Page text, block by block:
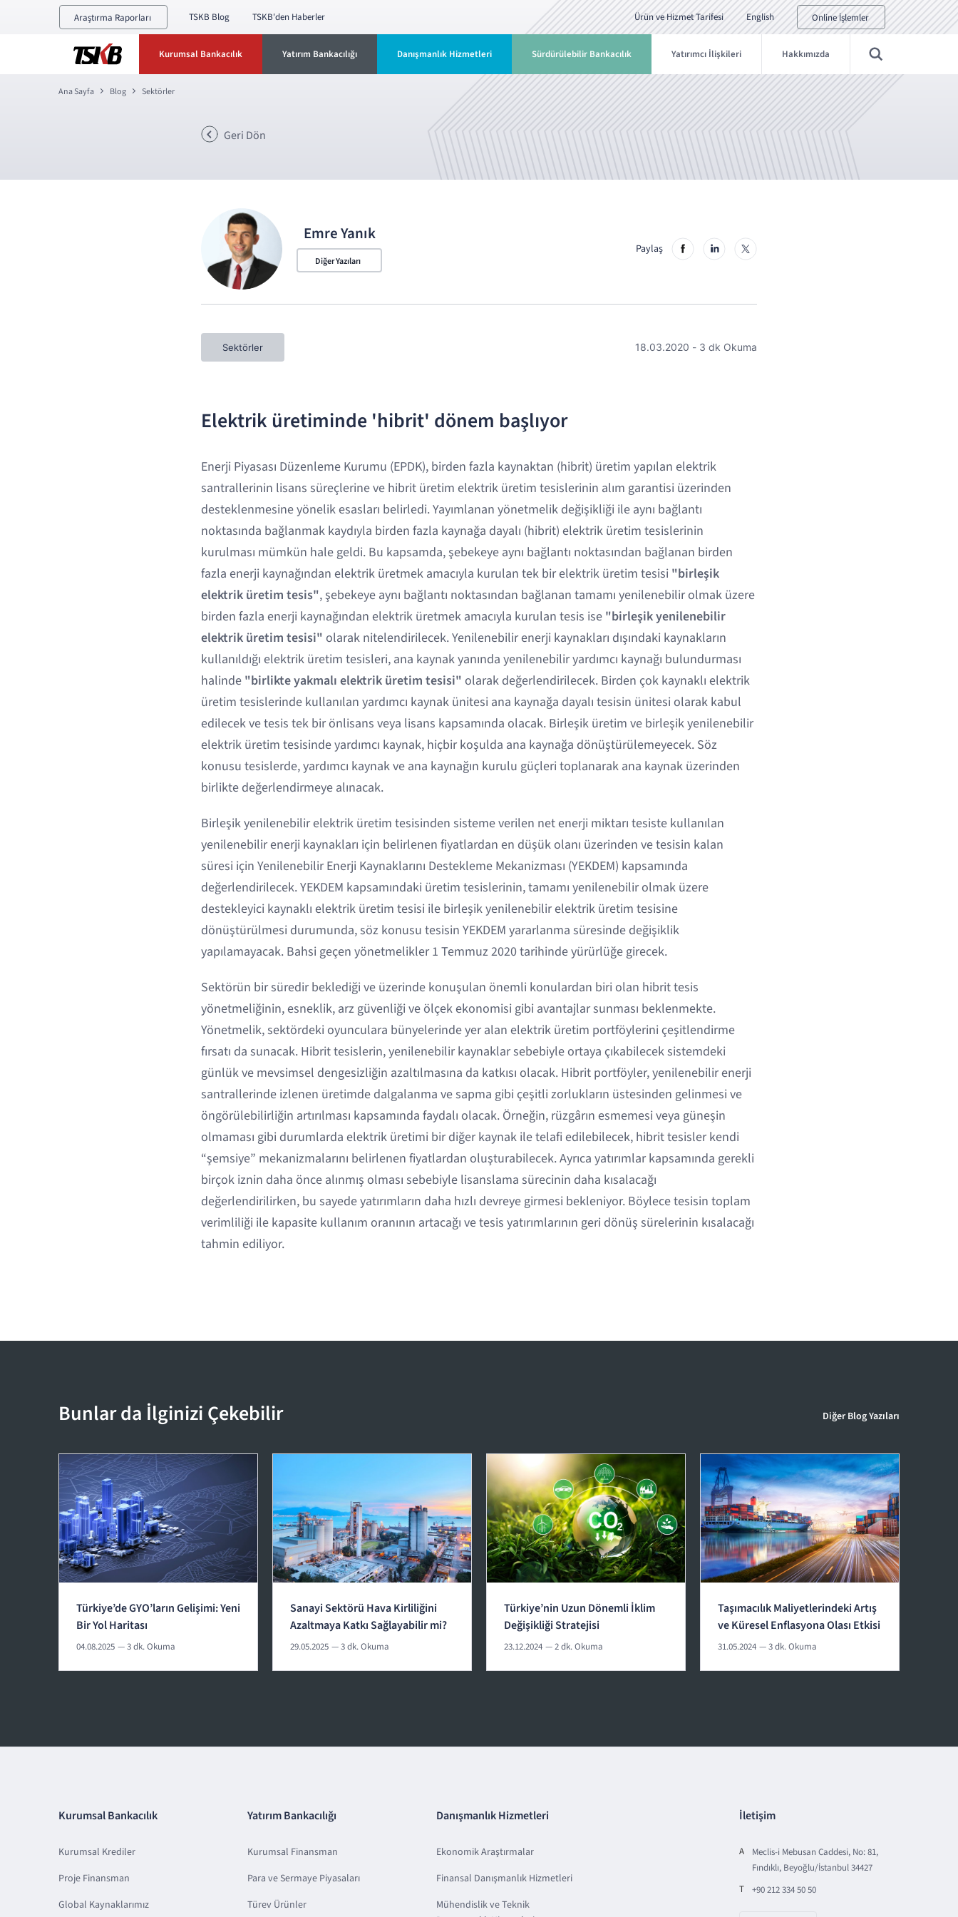
Araştırma Raporları TSKB Blog TSKB'den Haberler Ürün ve Hizmet Tarifesi English Online İşlemler
Kurumsal Bankacılık Yatırım Bankacılığı Danışmanlık Hizmetleri Sürdürülebilir Bankacılık Yatırımcı İlişkileri Hakkımızda
Ana Sayfa Blog Sektörler
Geri Dön
Emre Yanık
Diğer Yazıları
Paylaş
Sektörler 18.03.2020 - 3 dk Okuma
Elektrik üretiminde 'hibrit' dönem başlıyor
Enerji Piyasası Düzenleme Kurumu (EPDK), birden fazla kaynaktan (hibrit) üretim yapılan elektrik
santrallerinin lisans süreçlerine ve hibrit üretim elektrik üretim tesislerinin alım garantisi üzerinden
desteklenmesine yönelik esasları belirledi. Yayımlanan yönetmelik değişikliği ile aynı bağlantı
noktasında bağlanmak kaydıyla birden fazla kaynağa dayalı (hibrit) elektrik üretim tesislerinin
kurulması mümkün hale geldi. Bu kapsamda, şebekeye aynı bağlantı noktasından bağlanan birden
fazla enerji kaynağından elektrik üretmek amacıyla kurulan tek bir elektrik üretim tesisi "birleşik
elektrik üretim tesis", şebekeye aynı bağlantı noktasından bağlanan tamamı yenilenebilir olmak üzere
birden fazla enerji kaynağından elektrik üretmek amacıyla kurulan tesis ise "birleşik yenilenebilir
elektrik üretim tesisi" olarak nitelendirilecek. Yenilenebilir enerji kaynakları dışındaki kaynakların
kullanıldığı elektrik üretim tesisleri, ana kaynak yanında yenilenebilir yardımcı kaynağı bulundurması
halinde "birlikte yakmalı elektrik üretim tesisi" olarak değerlendirilecek. Birden çok kaynaklı elektrik
üretim tesislerinde kullanılan yardımcı kaynak ünitesi ana kaynağa dayalı tesisin ünitesi olarak kabul
edilecek ve tesis tek bir önlisans veya lisans kapsamında olacak. Birleşik üretim ve birleşik yenilenebilir
elektrik üretim tesisinde yardımcı kaynak, hiçbir koşulda ana kaynağa dönüştürülemeyecek. Söz
konusu tesislerde, yardımcı kaynak ve ana kaynağın kurulu güçleri toplanarak ana kaynak üzerinden
birlikte değerlendirmeye alınacak.
Birleşik yenilenebilir elektrik üretim tesisinden sisteme verilen net enerji miktarı tesiste kullanılan
yenilenebilir enerji kaynakları için belirlenen fiyatlardan en düşük olanı üzerinden ve tesisin kalan
süresi için Yenilenebilir Enerji Kaynaklarını Destekleme Mekanizması (YEKDEM) kapsamında
değerlendirilecek. YEKDEM kapsamındaki üretim tesislerinin, tamamı yenilenebilir olmak üzere
destekleyici kaynaklı elektrik üretim tesisi ile birleşik yenilenebilir elektrik üretim tesisine
dönüştürülmesi durumunda, söz konusu tesisin YEKDEM yararlanma süresinde değişiklik
yapılamayacak. Bahsi geçen yönetmelikler 1 Temmuz 2020 tarihinde yürürlüğe girecek.
Sektörün bir süredir beklediği ve üzerinde konuşulan önemli konulardan biri olan hibrit tesis
yönetmeliğinin, esneklik, arz güvenliği ve ölçek ekonomisi gibi avantajlar sunması beklenmekte.
Yönetmelik, sektördeki oyunculara bünyelerinde yer alan elektrik üretim portföylerini çeşitlendirme
fırsatı da sunacak. Hibrit tesislerin, yenilenebilir kaynaklar sebebiyle ortaya çıkabilecek sistemdeki
günlük ve mevsimsel dengesizliğin azaltılmasına da katkısı olacak. Hibrit portföyler, yenilenebilir enerji
santrallerinde izlenen üretimde dalgalanma ve sapma gibi çeşitli zorlukların üstesinden gelinmesi ve
öngörülebilirliğin artırılması kapsamında faydalı olacak. Örneğin, rüzgârın esmemesi veya güneşin
olmaması gibi durumlarda elektrik üretimi bir diğer kaynak ile telafi edilebilecek, hibrit tesisler kendi
“şemsiye” mekanizmalarını belirlenen fiyatlardan oluşturabilecek. Ayrıca yatırımlar kapsamında gerekli
birçok iznin daha önce alınmış olması sebebiyle lisanslama sürecinin daha kısalacağı
değerlendirilirken, bu sayede yatırımların daha hızlı devreye girmesi bekleniyor. Böylece tesisin toplam
verimliliği ile kapasite kullanım oranının artacağı ve tesis yatırımlarının geri dönüş sürelerinin kısalacağı
tahmin ediliyor.
Bunlar da İlginizi Çekebilir
Türkiye’de GYO’ların Gelişimi: Yeni
Bir Yol Haritası
04.08.2025 — 3 dk. Okuma
Sanayi Sektörü Hava Kirliliğini
Azaltmaya Katkı Sağlayabilir mi?
29.05.2025 — 3 dk. Okuma
Türkiye’nin Uzun Dönemli İklim
Değişikliği Stratejisi
23.12.2024 — 2 dk. Okuma
Taşımacılık Maliyetlerindeki Artış
ve Küresel Enflasyona Olası Etkisi
31.05.2024 — 3 dk. Okuma
Diğer Blog Yazıları
Kurumsal Bankacılık
Kurumsal Krediler
Proje Finansman
Global Kaynaklarımız
Yatırım Bankacılığı
Kurumsal Finansman
Para ve Sermaye Piyasaları
Türev Ürünler
Danışmanlık Hizmetleri
Ekonomik Araştırmalar
Finansal Danışmanlık Hizmetleri
Mühendislik ve Teknik
İletişim
A
Meclis-i Mebusan Caddesi, No: 81,
Fındıklı, Beyoğlu/İstanbul 34427
T
+90 212 334 50 50